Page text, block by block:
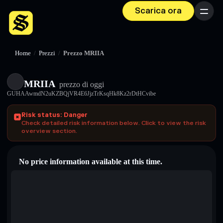
Scarica ora Menu
Home / Prezzi / Prezzo MRIIA
MRIIA prezzo di oggi
GUHAAwmdN2uKZBQjVR4E6JjzTrKsqHk8Kz2rDtHCvibe
Risk status: Danger
Check detailed risk information below. Click to view the risk
overview section.
No price information available at this time.